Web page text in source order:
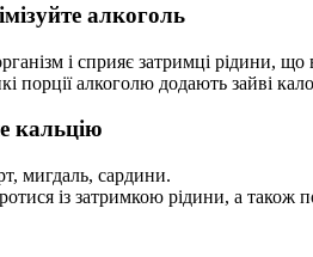
алкоголь
і сприяє затримці рідини,
порції алкоголю додають зайві
кальцію
мигдаль, сардини.
із затримкою рідини, а